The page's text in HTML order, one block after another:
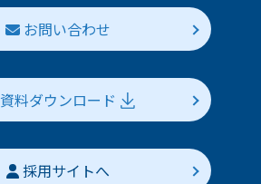
お問い合わせ
資料ダウンロード
採用サイトへ